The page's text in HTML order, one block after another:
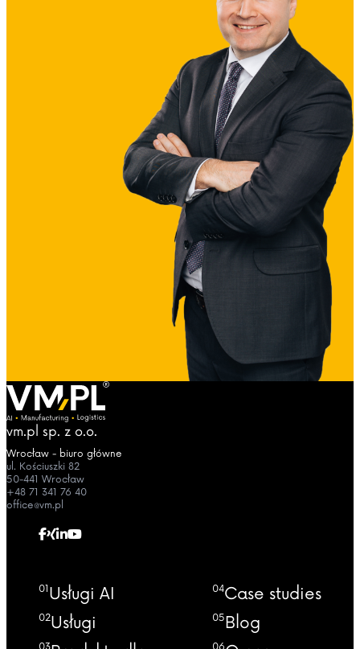
vm.pl sp. z o.o.
Wrocław - biuro główne
ul. Kościuszki 82
50-441 Wrocław
+48 71 341 76 40
office@vm.pl
01 Usługi AI
02Usługi
04Case studies
05Blog